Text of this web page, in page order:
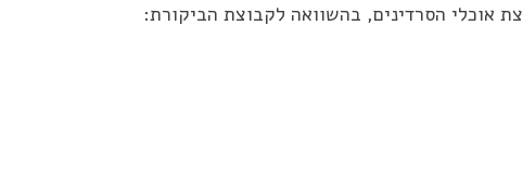
אוכלי הסרדינים, בהשוואה לקבוצת הביקורת: